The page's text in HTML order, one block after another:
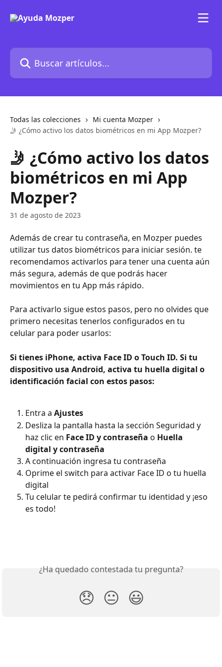
Buscar artículos...
Todas las colecciones
Mi cuenta Mozper
🤳 ¿Cómo activo los datos biométricos en mi App Mozper?
🤳 ¿Cómo activo los datos
biométricos en mi App
Mozper?
31 de agosto de 2023
Además de crear tu contraseña, en Mozper puedes
utilizar tus datos biométricos para iniciar sesión. te
recomendamos activarlos para tener una cuenta aún
más segura, además de que podrás hacer
movimientos en tu App más rápido.
Para activarlo sigue estos pasos, pero no olvides que
primero necesitas tenerlos configurados en tu
celular para poder usarlos:
Si tienes iPhone, activa Face ID o Touch ID. Si tu
dispositivo usa Android, activa tu huella digital o
identificación facial con estos pasos:
Entra a Ajustes
Desliza la pantalla hasta la sección Seguridad y
haz clic en Face ID y contraseña o Huella
digital y contraseña
A continuación ingresa tu contraseña
Oprime el switch para activar Face ID o tu huella
digital
Tu celular te pedirá confirmar tu identidad y ¡eso
es todo!
¿Ha quedado contestada tu pregunta?
😞 😐 😃